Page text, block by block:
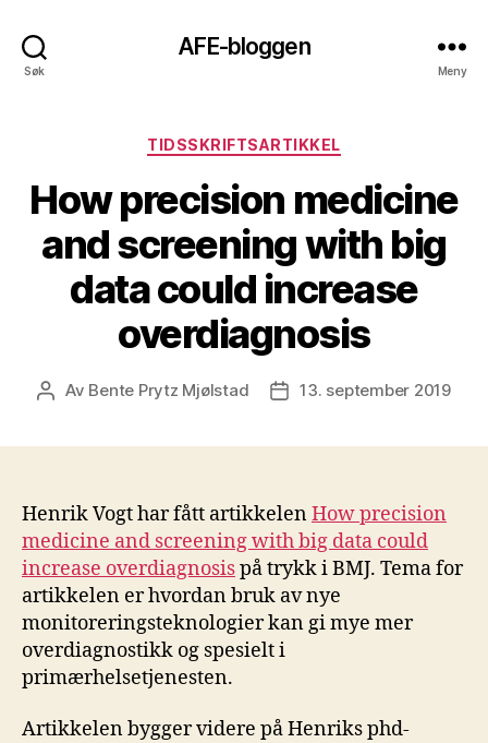
Søk
AFE-bloggen
Meny
Kategorier
TIDSSKRIFTSARTIKKEL
How precision medicine
and screening with big
data could increase
overdiagnosis
Innleggsforfatter
Av Bente Prytz Mjølstad Publiseringsdato
13. september 2019
Henrik Vogt har fått artikkelenHow precision
medicine and screening with big data could
increase overdiagnosispå trykk i BMJ. Tema for
artikkelen er hvordan bruk av nye
monitoreringsteknologier kan gi mye mer
overdiagnostikk og spesielt i
primærhelsetjenesten.
Artikkelen bygger videre på Henriks phd-